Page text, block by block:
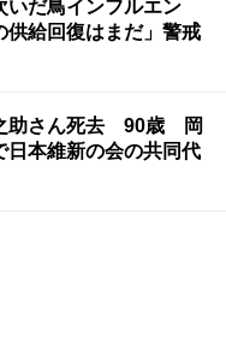
いだ鳥インフルエン
給回復はまだ」警戒
助さん死去 90歳 岡
日本維新の会の共同代